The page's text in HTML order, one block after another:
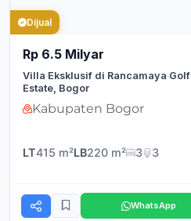
Dijual
Rp 6.5 Milyar
Villa Eksklusif di Rancamaya Golf
Estate, Bogor
Kabupaten Bogor
LT415 m²LB220 m² 3 3
WhatsApp